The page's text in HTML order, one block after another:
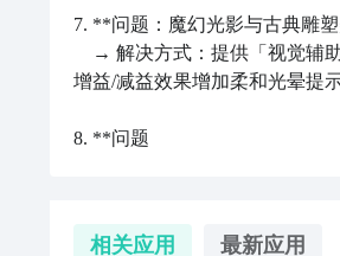
7. **问题：魔幻光影与古典雕
→ 解决方式：提供「视觉辅助
增益/减益效果增加柔和光晕提
8. **问题
相关应用 最新应用